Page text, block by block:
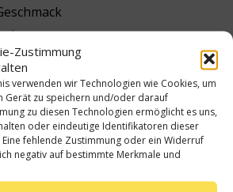
Zustimmung
verwenden wir Technologien wie Cookies, um
Gerät zu speichern und/oder darauf
zu diesen Technologien ermöglicht es uns,
oder eindeutige Identifikatoren dieser
fehlende Zustimmung oder ein Widerruf
negativ auf bestimmte Merkmale und
oder Speisestärke
mit Rotwein Schritt
schälen und in feine Scheiben